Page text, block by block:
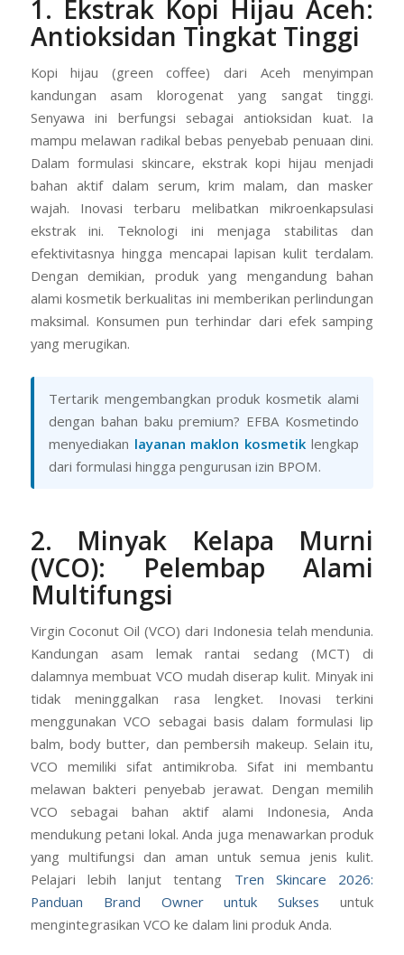
1. Ekstrak Kopi Hijau Aceh:
Antioksidan Tingkat Tinggi
Kopi hijau (green coffee) dari Aceh menyimpan
kandungan asam klorogenat yang sangat tinggi.
Senyawa ini berfungsi sebagai antioksidan kuat. Ia
mampu melawan radikal bebas penyebab penuaan dini.
Dalam formulasi skincare, ekstrak kopi hijau menjadi
bahan aktif dalam serum, krim malam, dan masker
wajah. Inovasi terbaru melibatkan mikroenkapsulasi
ekstrak ini. Teknologi ini menjaga stabilitas dan
efektivitasnya hingga mencapai lapisan kulit terdalam.
Dengan demikian, produk yang mengandung bahan
alami kosmetik berkualitas ini memberikan perlindungan
maksimal. Konsumen pun terhindar dari efek samping
yang merugikan.
Tertarik mengembangkan produk kosmetik alami
dengan bahan baku premium? EFBA Kosmetindo
menyediakan layanan maklon kosmetik lengkap
dari formulasi hingga pengurusan izin BPOM.
2. Minyak Kelapa Murni
(VCO): Pelembap Alami
Multifungsi
Virgin Coconut Oil (VCO) dari Indonesia telah mendunia.
Kandungan asam lemak rantai sedang (MCT) di
dalamnya membuat VCO mudah diserap kulit. Minyak ini
tidak meninggalkan rasa lengket. Inovasi terkini
menggunakan VCO sebagai basis dalam formulasi lip
balm, body butter, dan pembersih makeup. Selain itu,
VCO memiliki sifat antimikroba. Sifat ini membantu
melawan bakteri penyebab jerawat. Dengan memilih
VCO sebagai bahan aktif alami Indonesia, Anda
mendukung petani lokal. Anda juga menawarkan produk
yang multifungsi dan aman untuk semua jenis kulit.
Pelajari lebih lanjut tentang Tren Skincare 2026:
Panduan Brand Owner untuk Sukses untuk
mengintegrasikan VCO ke dalam lini produk Anda.